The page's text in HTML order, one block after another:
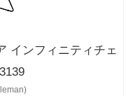
インフィニティチェ